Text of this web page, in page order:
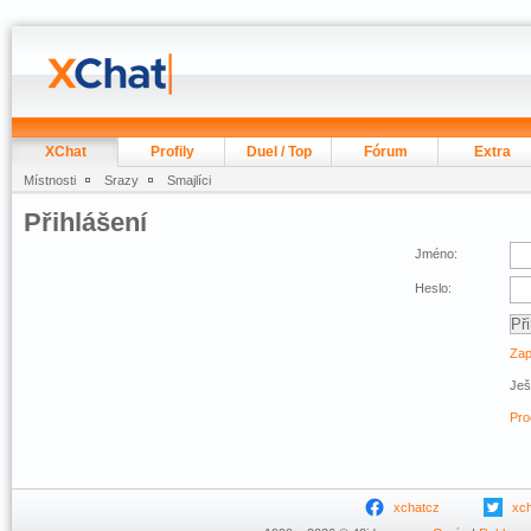
XChat Profily Duel / Top Fórum Extra
Místnosti Srazy Smajlíci
Přihlášení
Jméno:
Heslo:
xchatcz